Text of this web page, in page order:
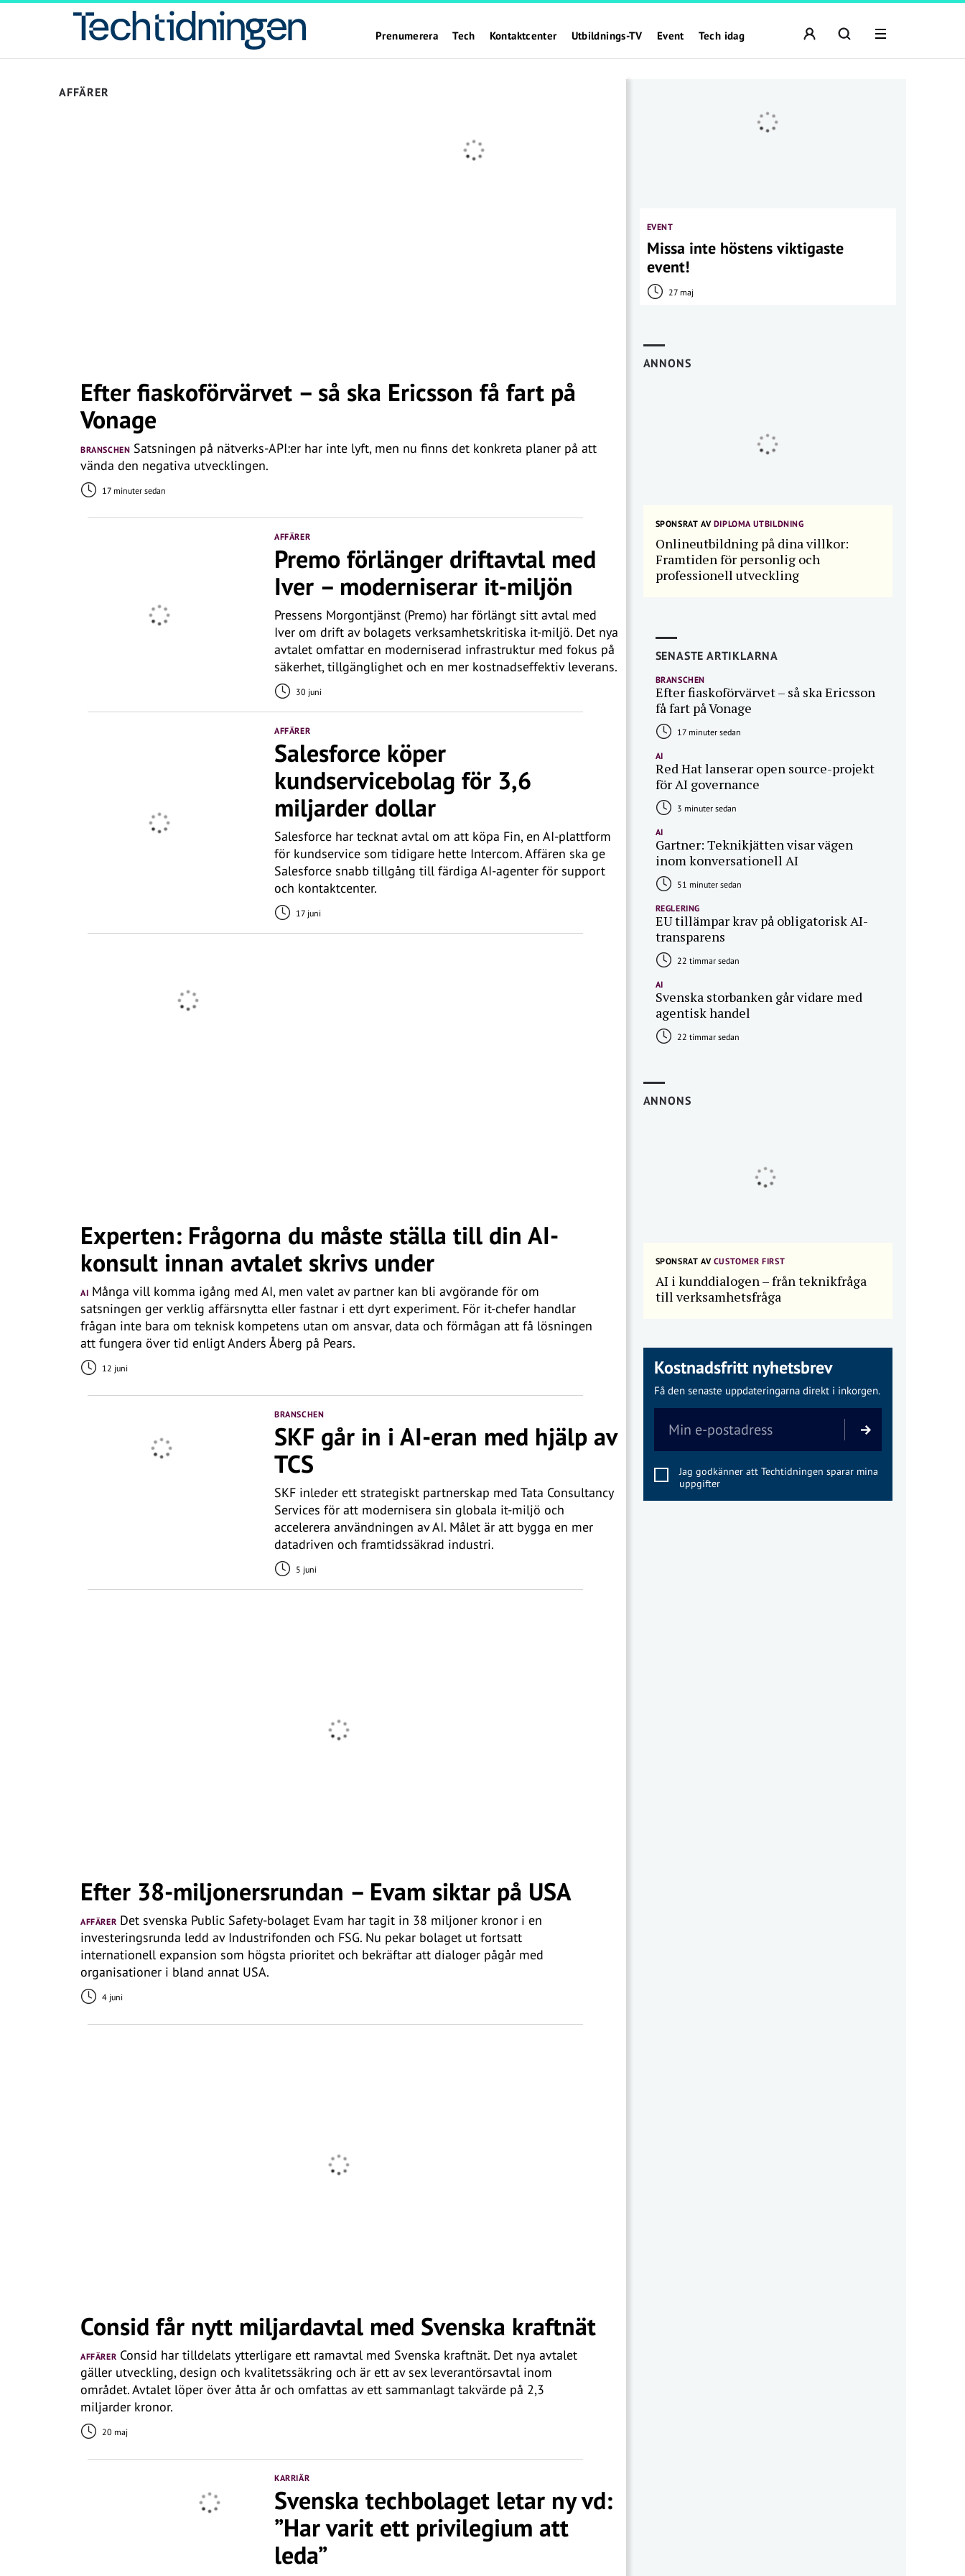
Prenumerera Tech Kontaktcenter Utbildnings-TV Event Tech idag
AFFÄRER
Efter fiaskoförvärvet – så ska Ericsson få fart på
Vonage
BRANSCHEN Satsningen på nätverks-API:er har inte lyft, men nu finns det konkreta planer på att
vända den negativa utvecklingen.
17 minuter sedan
AFFÄRER
Premo förlänger driftavtal med
Iver – moderniserar it-miljön
Pressens Morgontjänst (Premo) har förlängt sitt avtal med
Iver om drift av bolagets verksamhetskritiska it-miljö. Det nya
avtalet omfattar en moderniserad infrastruktur med fokus på
säkerhet, tillgänglighet och en mer kostnadseffektiv leverans.
30 juni
AFFÄRER
Salesforce köper
kundservicebolag för 3,6
miljarder dollar
Salesforce har tecknat avtal om att köpa Fin, en AI-plattform
för kundservice som tidigare hette Intercom. Affären ska ge
Salesforce snabb tillgång till färdiga AI-agenter för support
och kontaktcenter.
17 juni
Experten: Frågorna du måste ställa till din AI-
konsult innan avtalet skrivs under
AI Många vill komma igång med AI, men valet av partner kan bli avgörande för om
satsningen ger verklig affärsnytta eller fastnar i ett dyrt experiment. För it-chefer handlar
frågan inte bara om teknisk kompetens utan om ansvar, data och förmågan att få lösningen
att fungera över tid enligt Anders Åberg på Pears.
12 juni
BRANSCHEN
SKF går in i AI-eran med hjälp av
TCS
SKF inleder ett strategiskt partnerskap med Tata Consultancy
Services för att modernisera sin globala it-miljö och
accelerera användningen av AI. Målet är att bygga en mer
datadriven och framtidssäkrad industri.
5 juni
Efter 38-miljonersrundan – Evam siktar på USA
AFFÄRER Det svenska Public Safety-bolaget Evam har tagit in 38 miljoner kronor i en
investeringsrunda ledd av Industrifonden och FSG. Nu pekar bolaget ut fortsatt
internationell expansion som högsta prioritet och bekräftar att dialoger pågår med
organisationer i bland annat USA.
4 juni
Consid får nytt miljardavtal med Svenska kraftnät
AFFÄRER Consid har tilldelats ytterligare ett ramavtal med Svenska kraftnät. Det nya avtalet
gäller utveckling, design och kvalitetssäkring och är ett av sex leverantörsavtal inom
området. Avtalet löper över åtta år och omfattas av ett sammanlagt takvärde på 2,3
miljarder kronor.
20 maj
KARRIÄR
Svenska techbolaget letar ny vd:
”Har varit ett privilegium att
leda”
EVENT
Missa inte höstens viktigaste
event!
27 maj
ANNONS
SPONSRAT AVDIPLOMA UTBILDNING
Onlineutbildning på dina villkor:
Framtiden för personlig och
professionell utveckling
SENASTE ARTIKLARNA
BRANSCHEN
Efter fiaskoförvärvet – så ska Ericsson
få fart på Vonage
17 minuter sedan
AI
Red Hat lanserar open source-projekt
för AI governance
3 minuter sedan
AI
Gartner: Teknikjätten visar vägen
inom konversationell AI
51 minuter sedan
REGLERING
EU tillämpar krav på obligatorisk AI-
transparens
22 timmar sedan
AI
Svenska storbanken går vidare med
agentisk handel
22 timmar sedan
ANNONS
SPONSRAT AVCUSTOMER FIRST
AI i kunddialogen – från teknikfråga
till verksamhetsfråga
Kostnadsfritt nyhetsbrev
Få den senaste uppdateringarna direkt i inkorgen.
Jag godkänner att Techtidningen sparar mina
uppgifter